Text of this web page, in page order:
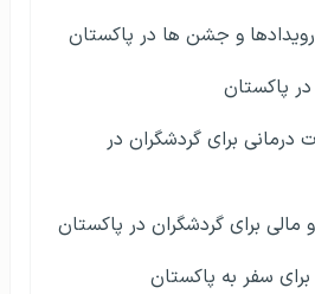
و جشن ها در پاکستان
در پاکستان
درمانی برای گردشگران در
مالی برای گردشگران در پاکستان
سفر به پاکستان